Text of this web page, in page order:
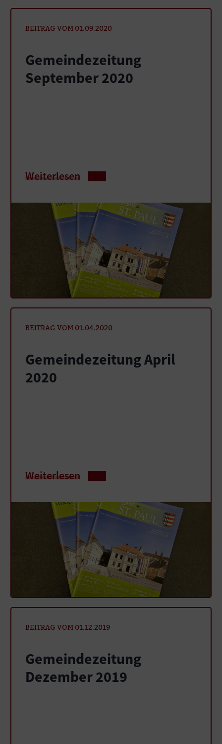
BEITRAG VOM 01.09.2020
Gemeindezeitung
September 2020
Weiterlesen
BEITRAG VOM 01.04.2020
Gemeindezeitung April
2020
Weiterlesen
BEITRAG VOM 01.12.2019
Gemeindezeitung
Dezember 2019